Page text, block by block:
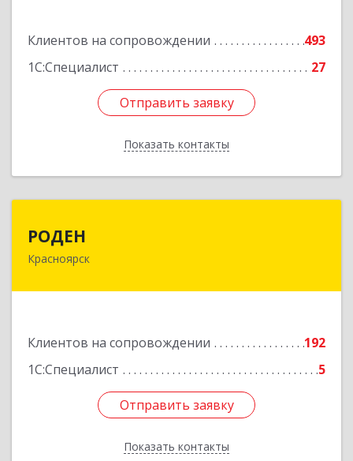
Клиентов на сопровождении
493
1С:Специалист
27
Отправить заявку
Показать контакты
Отправить заявку
Назад
РОДЕН
Красноярск
Клиентов на сопровождении
192
1С:Специалист
5
Отправить заявку
Показать контакты
660064, Красноярский край, Красноярск г, им
Отправить заявку
Назад